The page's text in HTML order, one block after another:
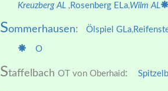
Kreuzberg AL , Rosenberg ELa,Wilm AL
Sommerhausen: Ölspiel GLa,
O
Staffelbach OT von Oberhaid :